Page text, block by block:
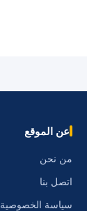
عن الموقع
من نحن
اتصل بنا
سياسة الخصوصية